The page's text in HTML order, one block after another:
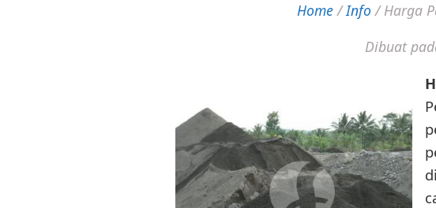
Home/Info /Harga
Dibuat